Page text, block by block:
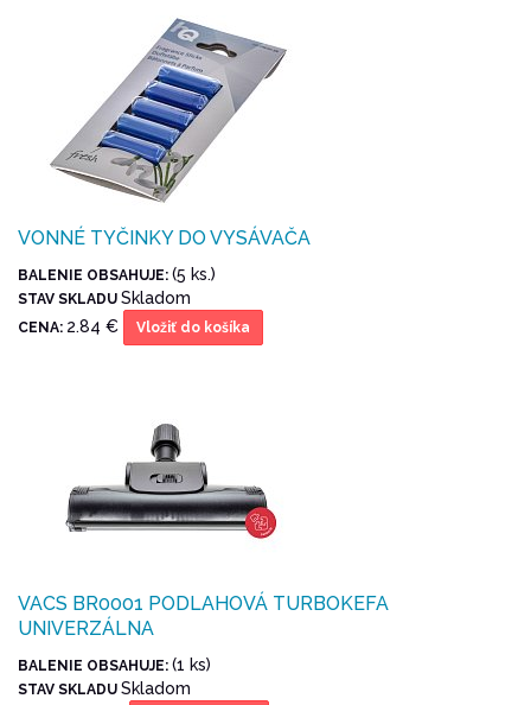
VONNÉ TYČINKY DO VYSÁVAČA
BALENIE OBSAHUJE: (5 ks.)
STAV SKLADU Skladom
CENA: 2.84 € Vložiť do košíka
VACS BR0001 PODLAHOVÁ TURBOKEFA
UNIVERZÁLNA
BALENIE OBSAHUJE: (1 ks)
STAV SKLADU Skladom